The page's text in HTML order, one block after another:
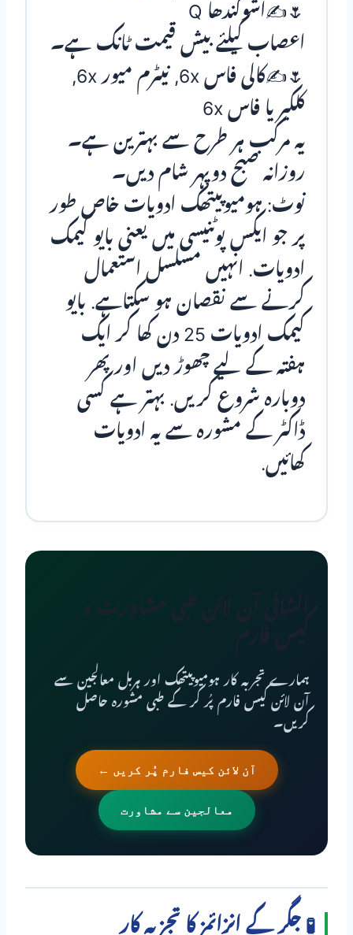
🌷✍اشوگندھا Q
اعصاب کیلئے بیش قیمت ٹانک ہے۔
🌷✍کالی فاس 6x, نیٹرم میور 6x,
کلکیریا فاس 6x
یہ مرکب ہر طرح سے بہترین ہے۔
روزانہ صبح دوپہر شام دیں۔
نوٹ: ہومیوپیتھک ادویات خاص طور
پر جو ایکس پوٹنیسی میں یعنی بایو کیمک
ادویات. انہیں مسلسل استعمال
کرنے سے نقصان ہو سکتاہے. بایو
کیمک ادویات 25 دن کھا کر ایک
ہفتہ کے لیے چھوڑ دیں اور پھر
دوبارہ شروع کریں. بہتر ہے کسی
ڈاکٹر کے مشورہ سے یہ ادویات
کھائیں.
ہمارے تجربہ کار ہومیوپیتھک اور ہربل معالجین سے
آن لائن کیس فارم پُر کر کے طبی مشورہ حاصل
کریں۔
آن لائن کیس فارم پُر کریں ←
معالجین سے مشاورت
🧪 جگر کے انزائمز کا تجزیہ کار